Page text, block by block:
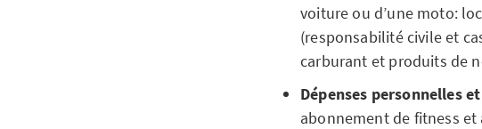
voiture ou d’une moto:
(responsabilité civile et
carburant et produits de
Dépenses personnelles
abonnement de fitness